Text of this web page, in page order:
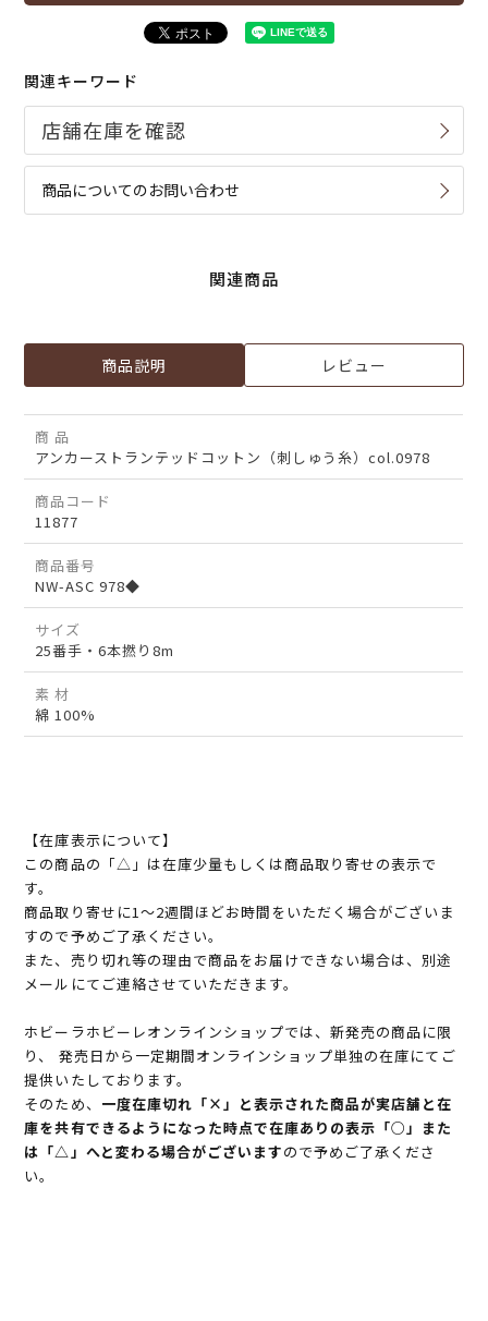
関連キーワード
商品についてのお問い合わせ
関連商品
商品説明 レビュー
商 品
アンカーストランテッドコットン（刺しゅう糸）col.0978
商品コード
11877
商品番号
NW-ASC 978◆
サイズ
25番手・6本撚り8m
素 材
綿 100%
【在庫表示について】
この商品の「△」は在庫少量もしくは商品取り寄せの表示で
す。
商品取り寄せに1～2週間ほどお時間をいただく場合がございま
すので予めご了承ください。
また、売り切れ等の理由で商品をお届けできない場合は、別途
メールにてご連絡させていただきます。
ホビーラホビーレオンラインショップでは、新発売の商品に限
り、 発売日から一定期間オンラインショップ単独の在庫にてご
提供いたしております。
そのため、 一度在庫切れ「×」と表示された商品が実店舗と在
庫を共有できるようになった時点で在庫ありの表示「○」また
は「△」へと変わる場合がございますので予めご了承くださ
い。